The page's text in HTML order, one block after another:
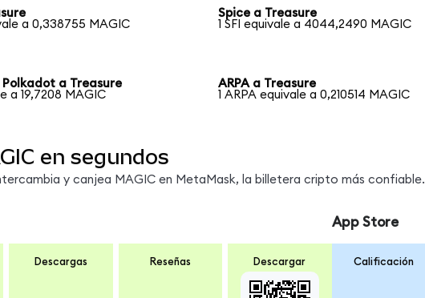
a 0,338755 MAGIC
Spice a Treasure
1 SFI equivale a 4044,2490 MAGIC
Polkadot a Treasure
a 19,7208 MAGIC
ARPA a Treasure
1 ARPA equivale a 0,210514 MAGIC
en segundos
y canjea MAGIC en MetaMask, la billetera cripto más confiable.
Descargas Reseñas Descargar
App Store
Calificación